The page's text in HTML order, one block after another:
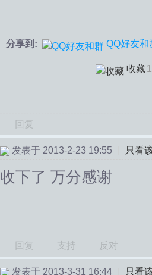
分享到: QQ好友和
收藏1
回复
发表于 2013-2-23 19:55 只看
收下了 万分感谢
回复 支持 反对
发表于 2013-3-31 16:44 只看